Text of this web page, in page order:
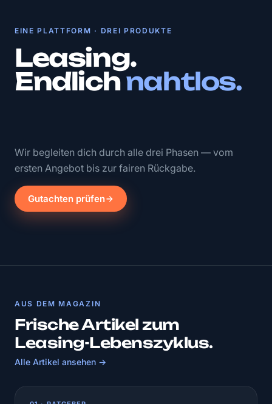
EINE PLATTFORM · DREI PRODUKTE
Leasing.
Endlichnahtlos.
Wir begleiten dich durch alle drei Phasen — vom
ersten Angebot bis zur fairen Rückgabe.
Gutachten prüfen
AUS DEM MAGAZIN
Frische Artikel zum
Leasing-Lebenszyklus.
Alle Artikel ansehen →